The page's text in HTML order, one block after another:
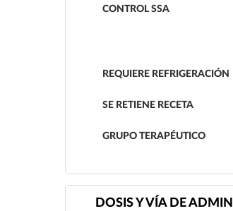
CONTROL SSA
REQUIERE REFRIGERACIÓN
SE RETIENE RECETA
GRUPO TERAPÉUTICO
DOSIS Y VÍA DE